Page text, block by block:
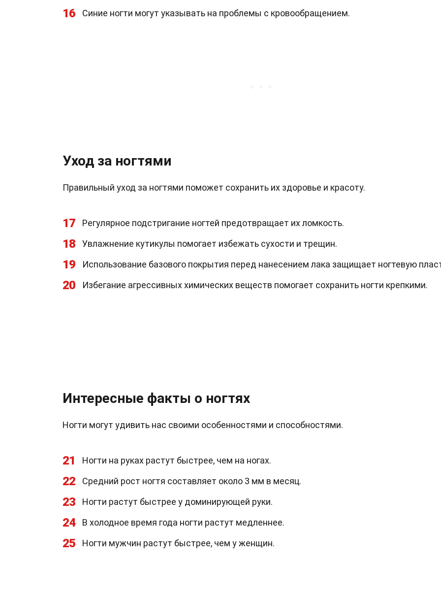
16 Синие ногти могут указывать на проблемы с кровообращением.
Уход за ногтями
Правильный уход за ногтями поможет сохранить их здоровье и красоту.
17 Регулярное подстригание ногтей предотвращает их ломкость.
18 Увлажнение кутикулы помогает избежать сухости и трещин.
19 Использование базового покрытия перед нанесением лака защищает ногтевую
20 Избегание агрессивных химических веществ помогает сохранить ногти крепкими.
Интересные факты о ногтях
Ногти могут удивить нас своими особенностями и способностями.
21 Ногти на руках растут быстрее, чем на ногах.
22 Средний рост ногтя составляет около 3 мм в месяц.
23 Ногти растут быстрее у доминирующей руки.
24 В холодное время года ногти растут медленнее.
25 Ногти мужчин растут быстрее, чем у женщин.